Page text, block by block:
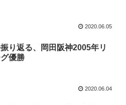
2020.06.05
り返る、岡田阪神2005年リ
優勝
2020.06.04